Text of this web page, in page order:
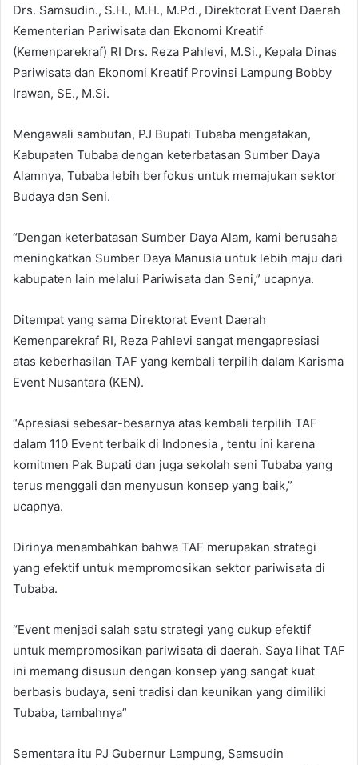
Drs. Samsudin., S.H., M.H., M.Pd., Direktorat Event Daerah
Kementerian Pariwisata dan Ekonomi Kreatif
(Kemenparekraf) RI Drs. Reza Pahlevi, M.Si., Kepala Dinas
Pariwisata dan Ekonomi Kreatif Provinsi Lampung Bobby
Irawan, SE., M.Si.
Mengawali sambutan, PJ Bupati Tubaba mengatakan,
Kabupaten Tubaba dengan keterbatasan Sumber Daya
Alamnya, Tubaba lebih berfokus untuk memajukan sektor
Budaya dan Seni.
“Dengan keterbatasan Sumber Daya Alam, kami berusaha
meningkatkan Sumber Daya Manusia untuk lebih maju dari
kabupaten lain melalui Pariwisata dan Seni,” ucapnya.
Ditempat yang sama Direktorat Event Daerah
Kemenparekraf RI, Reza Pahlevi sangat mengapresiasi
atas keberhasilan TAF yang kembali terpilih dalam Karisma
Event Nusantara (KEN).
“Apresiasi sebesar-besarnya atas kembali terpilih TAF
dalam 110 Event terbaik di Indonesia , tentu ini karena
komitmen Pak Bupati dan juga sekolah seni Tubaba yang
terus menggali dan menyusun konsep yang baik,”
ucapnya.
Dirinya menambahkan bahwa TAF merupakan strategi
yang efektif untuk mempromosikan sektor pariwisata di
Tubaba.
“Event menjadi salah satu strategi yang cukup efektif
untuk mempromosikan pariwisata di daerah. Saya lihat TAF
ini memang disusun dengan konsep yang sangat kuat
berbasis budaya, seni tradisi dan keunikan yang dimiliki
Tubaba, tambahnya”
Sementara itu PJ Gubernur Lampung, Samsudin